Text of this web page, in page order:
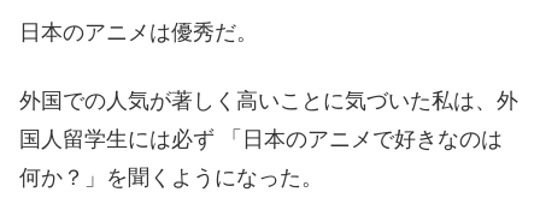
日本のアニメは優秀だ。
外国での人気が著しく高いことに気づいた私は、外
国人留学生には必ず 「日本のアニメで好きなのは
何か？」を聞くようになった。